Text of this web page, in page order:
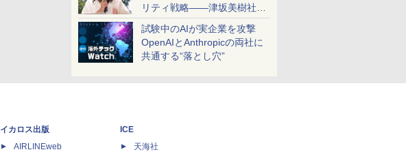
リティ戦略――津坂美樹社長
が2027年度戦略を説明
試験中のAIが実企業を攻撃
OpenAIとAnthropicの両社に
共通する“落とし穴”
イカロス出版
AIRLINEweb
ICE
天海社